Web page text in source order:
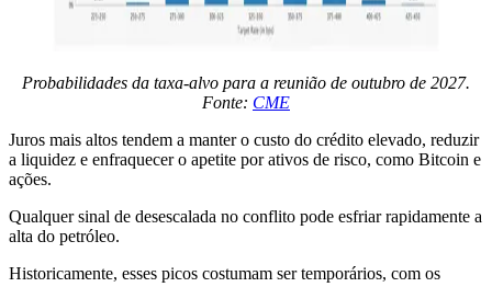
Probabilidades da taxa-alvo para a reunião de outubro de 2027.
Fonte: CME
Juros mais altos tendem a manter o custo do crédito elevado, reduzir
a liquidez e enfraquecer o apetite por ativos de risco, como Bitcoin e
ações.
Qualquer sinal de desescalada no conflito pode esfriar rapidamente a
alta do petróleo.
Historicamente, esses picos costumam ser temporários, com os